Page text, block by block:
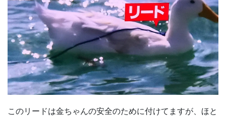
このリードは金ちゃんの安全のために付けてますが、ほと